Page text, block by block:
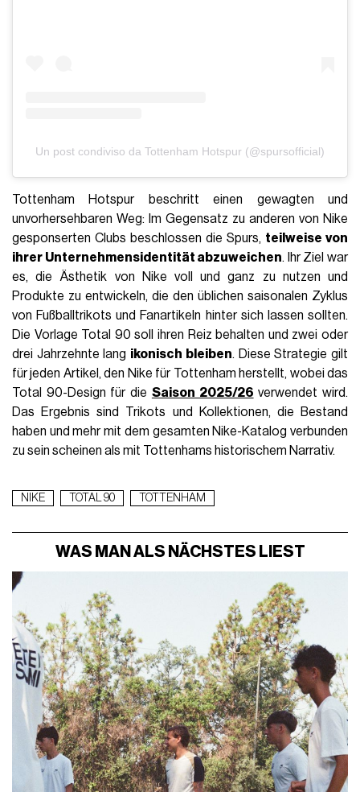
Un post condiviso da Tottenham Hotspur (@spursofficial)
Tottenham Hotspur beschritt einen gewagten und
unvorhersehbaren Weg: Im Gegensatz zu anderen von Nike
gesponserten Clubs beschlossen die Spurs, teilweise von
ihrer Unternehmensidentität abzuweichen. Ihr Ziel war
es, die Ästhetik von Nike voll und ganz zu nutzen und
Produkte zu entwickeln, die den üblichen saisonalen Zyklus
von Fußballtrikots und Fanartikeln hinter sich lassen sollten.
Die Vorlage Total 90 soll ihren Reiz behalten und zwei oder
drei Jahrzehnte lang ikonisch bleiben. Diese Strategie gilt
für jeden Artikel, den Nike für Tottenham herstellt, wobei das
Total 90-Design für die Saison 2025/26 verwendet wird.
Das Ergebnis sind Trikots und Kollektionen, die Bestand
haben und mehr mit dem gesamten Nike-Katalog verbunden
zu sein scheinen als mit Tottenhams historischem Narrativ.
NIKE TOTAL 90 TOTTENHAM
WAS MAN ALS NÄCHSTES LIEST